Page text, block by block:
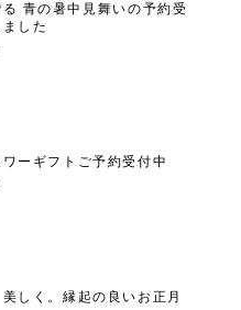
青の暑中見舞いの予約受
した
ーギフトご予約受付中
しく。縁起の良いお正月